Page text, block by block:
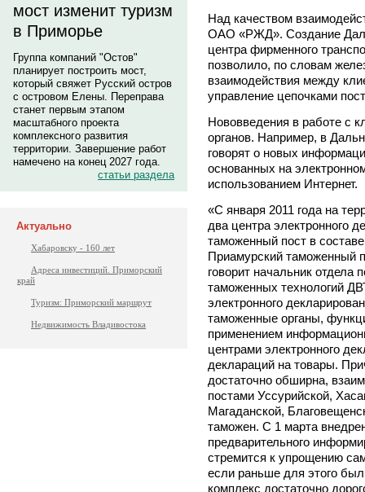
мост изменит туризм
в Приморье
Группа компаний "Остов"
планирует построить мост,
который свяжет Русский остров
с островом Елены. Переправа
станет первым этапом
масштабного проекта
комплексного развития
территории. Завершение работ
намечено на конец 2027 года.
статьи раздела
Актуально
Хабаровску - 160 лет
Адреса инвестиций. Приморский
край
Туризм: Приморский маршрут
Недвижимость Владивостока
Над качеством
ОАО «РЖД». Создание
центра фирменного
позволило, по словам
взаимодействия между
управление цепочками
Нововведения в работе с
органов. Например, в
говорят о новых
основанных на
использованием Интернет.
«С января 2011 года на
два центра электронного
таможенный пост в
Приамурский таможенный
говорит начальник отдела
таможенных технологий
электронного
таможенные органы,
применением
центрами электронного
деклараций на товары.
достаточно обширна,
постами Уссурийской,
Магаданской,
таможен. С 1 марта
предварительного
стремится к упрощению
если раньше для этого
комплекс достаточно